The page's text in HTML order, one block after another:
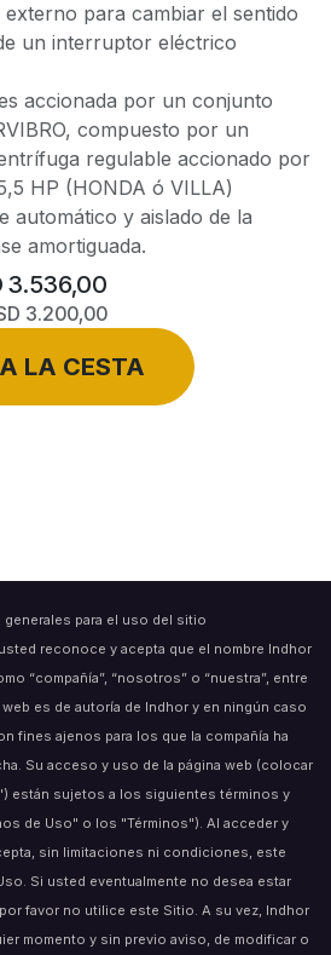
para cambiar el sentido
un interruptor eléctrico
accionada por un conjunto
compuesto por un
regulable accionado por
HP (HONDA ó VILLA)
automático y aislado de la
amortiguada.
3.536,00
3.200,00
LA CESTA
para el uso del sitio
reconoce y acepta que el nombre Indhor
“compañía”, “nosotros” o “nuestra”, entre
es de autoría de Indhor y en ningún caso
fines ajenos para los que la compañía ha
Su acceso y uso de la página web (colocar
están sujetos a los siguientes términos y
de Uso" o los "Términos"). Al acceder y
sin limitaciones ni condiciones, este
Si usted eventualmente no desea estar
favor no utilice este Sitio. A su vez, Indhor
momento y sin previo aviso, de modificar o